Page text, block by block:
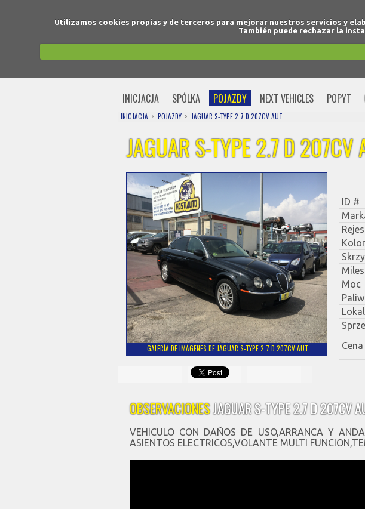
Utilizamos cookies propias y de terceros para mejorar nuestros servicios y
También puede rechazar la
INICJACJA SPÓLKA POJAZDY NEXT VEHICLES POPYT
INICJACJA POJAZDY JAGUAR S-TYPE 2.7 D 207CV AUT
JAGUAR S-TYPE 2.7 D 207CV
GALERÍA DE IMÁGENES DE JAGUAR S-TYPE 2.7 D 207CV AUT
ID #
Kolor
Miles
Moc
Cena
OBSERVACIONESJAGUAR S-TYPE 2.7 D 207CV
VEHICULO CON DAÑOS DE USO,ARRANCA Y
ASIENTOS ELECTRICOS,VOLANTE MULTI